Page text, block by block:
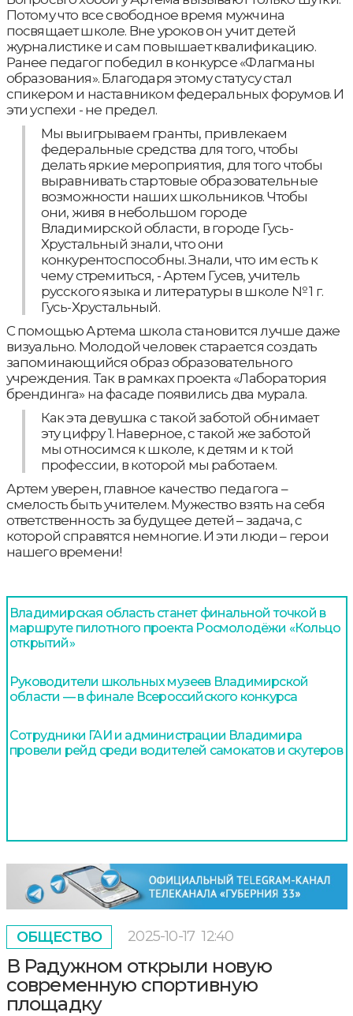
Потому что все свободное время мужчина
посвящает школе. Вне уроков он учит детей
журналистике и сам повышает квалификацию.
Ранее педагог победил в конкурсе «Флагманы
образования». Благодаря этому статусу стал
спикером и наставником федеральных форумов. И
эти успехи - не предел.
Мы выигрываем гранты, привлекаем
федеральные средства для того, чтобы
делать яркие мероприятия, для того чтобы
выравнивать стартовые образовательные
возможности наших школьников. Чтобы
они, живя в небольшом городе
Владимирской области, в городе Гусь-
Хрустальный знали, что они
конкурентоспособны. Знали, что им есть к
чему стремиться, - Артем Гусев, учитель
русского языка и литературы в школе № 1 г.
Гусь-Хрустальный.
С помощью Артема школа становится лучше даже
визуально. Молодой человек старается создать
запоминающийся образ образовательного
учреждения. Так в рамках проекта «Лаборатория
брендинга» на фасаде появились два мурала.
Как эта девушка с такой заботой обнимает
эту цифру 1. Наверное, с такой же заботой
мы относимся к школе, к детям и к той
профессии, в которой мы работаем.
Артем уверен, главное качество педагога –
смелость быть учителем. Мужество взять на себя
ответственность за будущее детей – задача, с
которой справятся немногие. И эти люди – герои
нашего времени!
Владимирская область станет финальной точкой в
маршруте пилотного проекта Росмолодёжи «Кольцо
открытий»
Руководители школьных музеев Владимирской
области — в финале Всероссийского конкурса
Сотрудники ГАИ и администрации Владимира
провели рейд среди водителей самокатов и скутеров
ОБЩЕСТВО 2025-10-17 12:40
В Радужном открыли новую
современную спортивную
площадку